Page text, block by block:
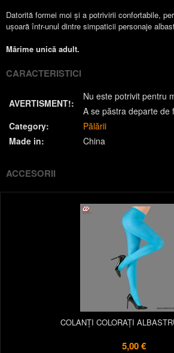
Datorită formei moi și a potrivirii confortabile,
ușoară într-unul dintre simpaticii personaje
Mărime unică adult.
CARACTERISTICI
AVERTISMENT!:
Nu este potrivit pentru
A se păstra departe de
Category:
Pălării
Made in:
China
ACCESORII
COLANȚI COLORAȚI
5,00 €